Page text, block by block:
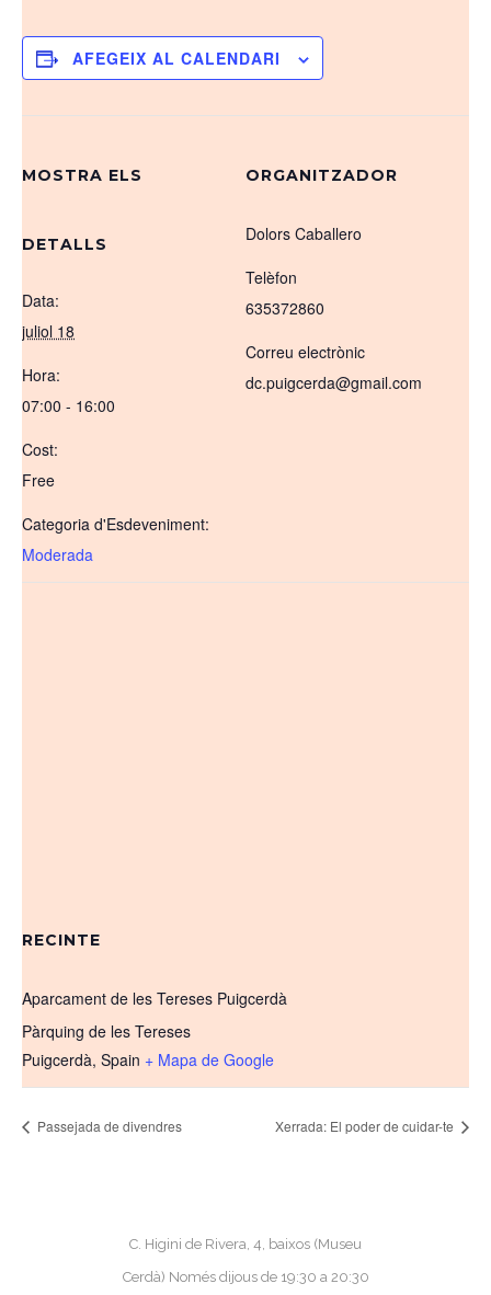
AFEGEIX AL CALENDARI
MOSTRA ELS
DETALLS
Data:
juliol 18
Hora:
07:00 - 16:00
Cost:
Free
Categoria d'Esdeveniment:
Moderada
ORGANITZADOR
Dolors Caballero
Telèfon
635372860
Correu electrònic
dc.puigcerda@gmail.com
RECINTE
Aparcament de les Tereses Puigcerdà
Pàrquing de les Tereses
Puigcerdà, Spain + Mapa de Google
Passejada de divendres Xerrada: El poder de cuidar-te
C. Higini de Rivera, 4, baixos (Museu
Cerdà) Només dijous de 19:30 a 20:30